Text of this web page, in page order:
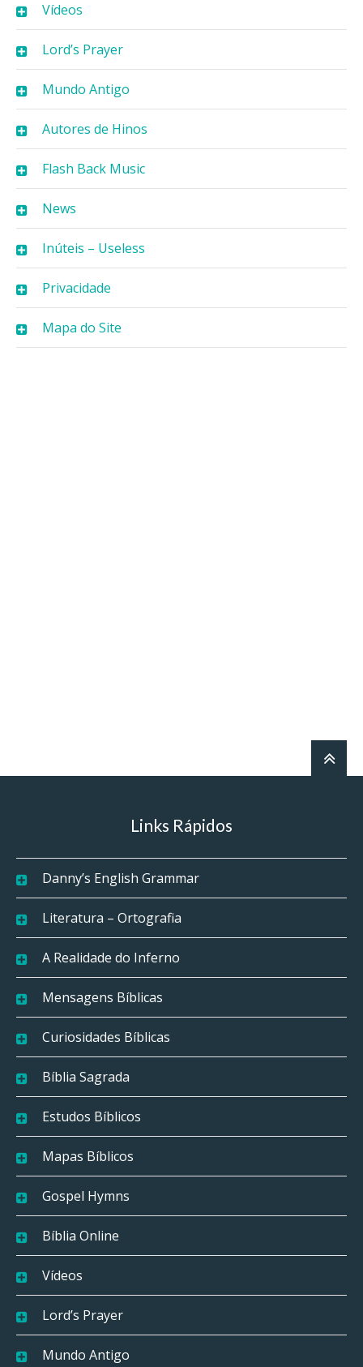
Vídeos
Lord’s Prayer
Mundo Antigo
Autores de Hinos
Flash Back Music
News
Inúteis – Useless
Privacidade
Mapa do Site
Links Rápidos
Danny’s English Grammar
Literatura – Ortografia
A Realidade do Inferno
Mensagens Bíblicas
Curiosidades Bíblicas
Bíblia Sagrada
Estudos Bíblicos
Mapas Bíblicos
Gospel Hymns
Bíblia Online
Vídeos
Lord’s Prayer
Mundo Antigo